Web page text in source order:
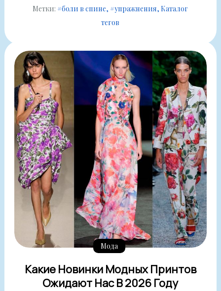
Метки: #боли в спине #упражнения Каталог
тегов
Мода
Какие Новинки Модных Принтов
Ожидают Нас В 2026 Году